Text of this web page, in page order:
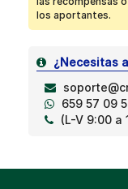
los aportantes.
¿Necesitas
659 57 09
(L-V 9:00 a